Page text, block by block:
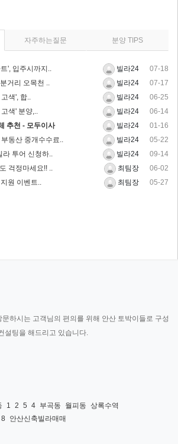
자주하는질문 분양 TIPS
', 입주시까지.. 빌라24 07-18
거리 오목천 .. 빌라24 07-17
색', 합.. 빌라24 06-25
색' 분양,.. 빌라24 06-14
추천 - 모두이사 빌라24 01-16
동산 중개수수료.. 빌라24 05-22
라 투어 신청하.. 빌라24 09-14
걱정마세요!! .. 최팀장 06-02
원 이벤트.. 최팀장 05-27
하시는 고객님의 편의를 위해 안산 토박이들로 구성
설팅을 해드리고 있습니다.
1 2 5 4 부곡동 월피동 상록수역
8 안산신축빌라매매